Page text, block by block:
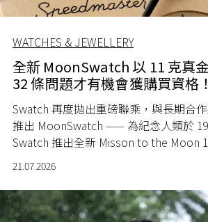
WATCHES & JEWELLERY
全新 MoonSwatch 以 11 克真
32 條問題才有機會獲購買資格！
Swatch 再度拋出重磅聯乘，與長期合
推出 MoonSwatch —— 為紀念人類於
Swatch 推出全新 Misson to the Moon
21.07.2026